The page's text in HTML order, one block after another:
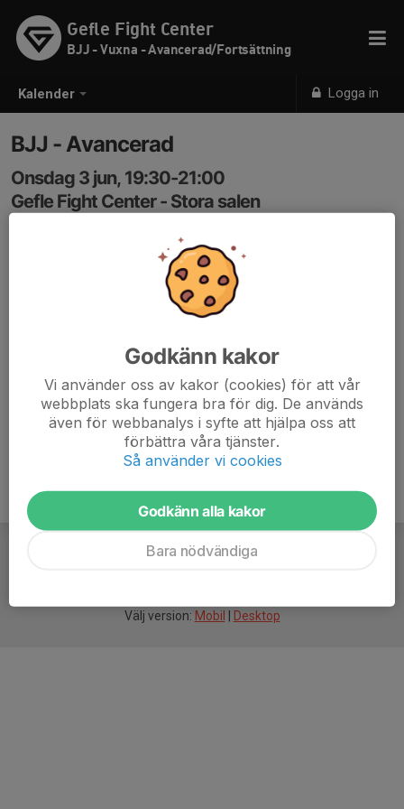
Kalender Logga in
Gefle Fight Center
BJJ - Vuxna - Avancerad/Fortsättning
BJJ - Avancerad
Onsdag 3 jun, 19:30-21:00
Gefle Fight Center - Stora salen
Välj version: Mobil Desktop
Godkänn kakor
Vi använder oss av kakor (cookies) för att vår
webbplats ska fungera bra för dig. De används
även för webbanalys i syfte att hjälpa oss att
förbättra våra tjänster.
Så använder vi cookies
Godkänn alla kakor
Bara nödvändiga